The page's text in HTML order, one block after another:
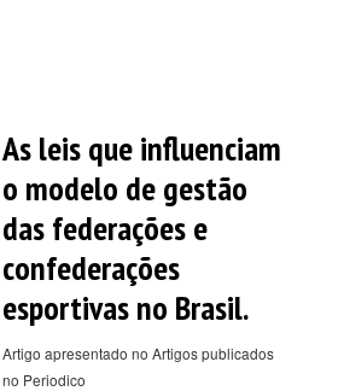
As leis que influenciam
o modelo de gestão
das federações e
confederações
esportivas no Brasil.
Artigo apresentado no Artigos publicados
no Periodico